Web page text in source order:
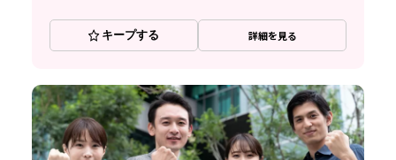
キープする 詳細を見る